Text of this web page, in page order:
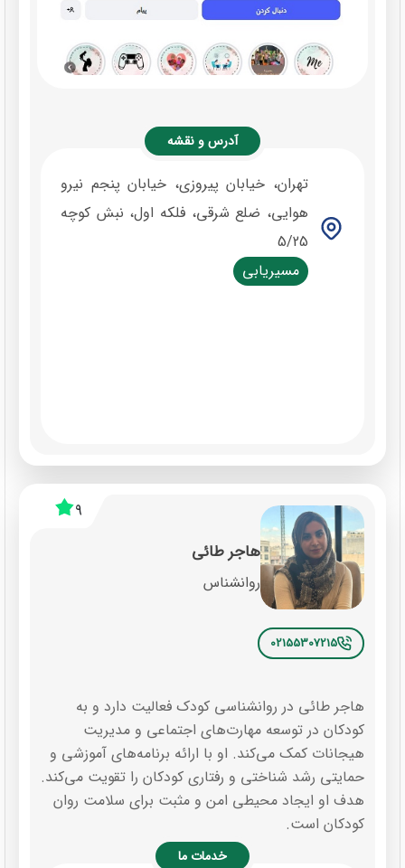
آدرس و نقشه
تهران، خیابان پیروزی، خیابان پنجم نیرو
هوایی، ضلع شرقی، فلکه اول، نبش کوچه
5/25
مسیریابی
9
هاجر طائی
روانشناس
02155307215
هاجر طائی در روانشناسی کودک فعالیت دارد و به
کودکان در توسعه مهارت‌های اجتماعی و مدیریت
هیجانات کمک می‌کند. او با ارائه برنامه‌های آموزشی و
حمایتی رشد شناختی و رفتاری کودکان را تقویت می‌کند.
هدف او ایجاد محیطی امن و مثبت برای سلامت روان
کودکان است.
خدمات ما